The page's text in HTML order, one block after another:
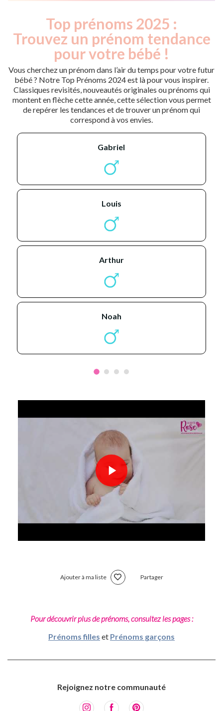
Top prénoms 2025 :
Trouvez un prénom tendance
pour votre bébé !
Vous cherchez un prénom dans l’air du temps pour votre futur
bébé ? Notre Top Prénoms 2024 est là pour vous inspirer.
Classiques revisités, nouveautés originales ou prénoms qui
montent en flèche cette année, cette sélection vous permet
de repérer les tendances et de trouver un prénom qui
correspond à vos envies.
gabriel
louis
arthur
noah
Ajouter à ma liste Partager
Pour découvrir plus de prénoms, consultez les pages :
Prénoms filles et Prénoms garçons
Rejoignez notre communauté